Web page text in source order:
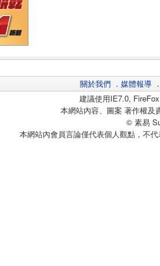
關於我們 ． 媒體報導
建議使用IE7.0,
本網站內容、圖案 著作權及
© 素易
本網站內會員言論僅代表個人觀點，不